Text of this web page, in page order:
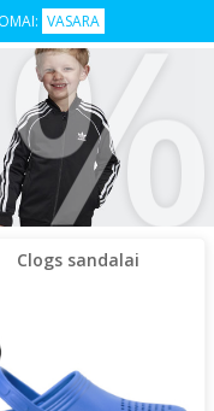
VASARA
%
Clogs sandalai